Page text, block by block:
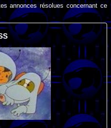
annonces résolues concernant ce